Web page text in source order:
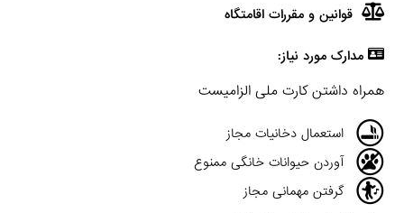
قوانین و مقررات اقامتگاه
مدارک مورد نیاز:
همراه داشتن کارت ملی الزامیست
استعمال دخانیات مجاز
آوردن حیوانات خانگی ممنوع
گرفتن مهمانی مجاز